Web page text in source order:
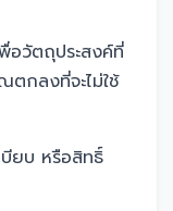
อวัตถุประสงค์ที่
ตกลงที่จะไม่ใช้
ยบ หรือสิทธิ์